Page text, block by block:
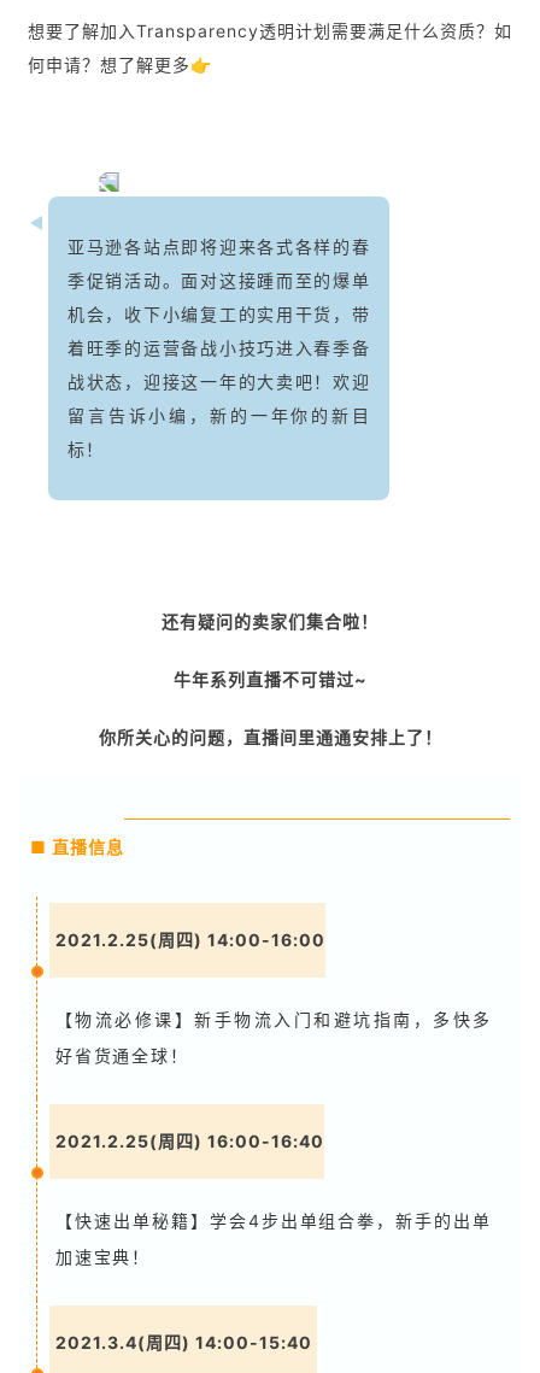
想要了解加入Transparency透明计划需要满足什么资质？如
何申请？想了解更多👉
亚马逊各站点即将迎来各式各样的春
季促销活动。面对这接踵而至的爆单
机会，收下小编复工的实用干货，带
着旺季的运营备战小技巧进入春季备
战状态，迎接这一年的大卖吧！欢迎
留言告诉小编，新的一年你的新目
标！
还有疑问的卖家们集合啦！
牛年系列直播不可错过~
你所关心的问题，直播间里通通安排上了！
■ 直播信息
2021.2.25(周四) 14:00-16:00
【物流必修课】新手物流入门和避坑指南，多快多
好省货通全球！
2021.2.25(周四) 16:00-16:40
【快速出单秘籍】学会4步出单组合拳，新手的出单
加速宝典！
2021.3.4(周四) 14:00-15:40